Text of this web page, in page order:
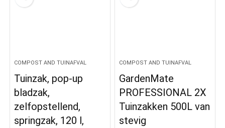
COMPOST AND TUINAFVAL
Tuinzak, pop-up
bladzak,
zelfopstellend,
springzak, 120 l,
COMPOST AND TUINAFVAL
GardenMate
PROFESSIONAL 2X
Tuinzakken 500L van
stevig